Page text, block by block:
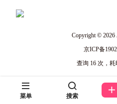
Copyright © 2026
京ICP备
查询 16 次，耗
菜单 搜索